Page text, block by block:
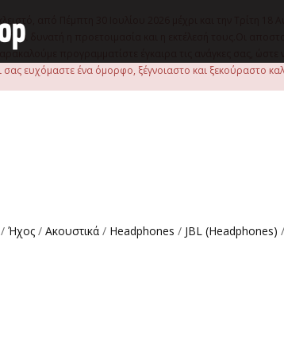
από Πέμπτη 30 Ιουλίου 2026 μέχρι και την Τρίτη
είναι δυνατή η προετοιμασία και η εκτέλεσή τους.Οι
προγραμματίστε έγκαιρα τις ανάγκες σας,
σας ευχόμαστε ένα όμορφο, ξέγνοιαστο και ξεκούραστο
/ Ήχος / Ακουστικά / Headphones / JBL (Headphones)